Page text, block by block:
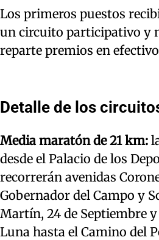
Los primeros puestos
un circuito participativo y
reparte premios en
Detalle de los
Media maratón de 21 km:
desde el Palacio de los
recorrerán avenidas
Gobernador del Campo y
Martín, 24 de Septiembre
Luna hasta el Camino del